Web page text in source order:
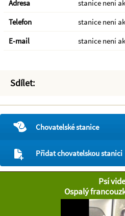
Adresa
stanice není
Telefon
stanice není
E-mail
stanice není
Sdílet:
Chovatelské stanice
Přidat chovatelskou stanici
Psí
Ospalý